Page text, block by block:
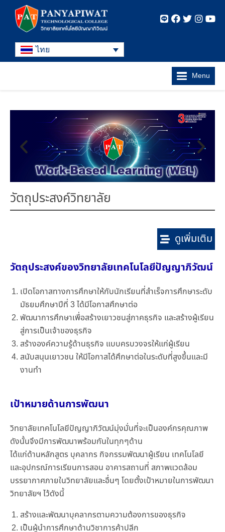
ไทย
Menu
วัตถุประสงค์วิทยาลัย
วัตถุประสงค์ของวิทยาลัยเทคโนโลยีปัญญาภิวัฒน์
เปิดโอกาสทางการศึกษาให้กับนักเรียนที่สำเร็จการศึกษาระดับ
มัธยมศึกษาปีที่ 3 ได้มีโอกาสศึกษาต่อ
พัฒนาการศึกษาเพื่อสร้างเยาวชนสู่ภาคธุรกิจ และสร้างผู้เรียน
สู่การเป็นเจ้าของธุรกิจ
สร้างองค์ความรู้ด้านธุรกิจ แบบครบวงจรให้แก่ผู้เรียน
สนับสนุนเยาวชน ให้มีโอกาสได้ศึกษาต่อในระดับที่สูงขึ้นและมี
งานทำ
เป้าหมายด้านการพัฒนา
วิทยาลัยเทคโนโลยีปัญญาภิวัฒน์มุ่งมั่นที่จะเป็นองค์กรคุณภาพ
ดังนั้นจึงมีการพัฒนาพร้อมกันในทุกๆด้าน
ได้แก่ด้านหลักสูตร บุคลากร กิจกรรมพัฒนาผู้เรียน เทคโนโลยี
และอุปกรณ์การเรียนการสอน อาคารสถานที่ สภาพแวดล้อม
บรรยากาศภายในวิทยาลัยและอื่นๆ โดยตั้งเป้าหมายในการพัฒนา
วิทยาลัยฯ ไว้ดังนี้
สร้างและพัฒนาบุคลากรตามความต้องการของธุรกิจ
เป็นผู้นำการศึกษาด้านวิชาการค้าปลีก
ดูเพิ่มเติม